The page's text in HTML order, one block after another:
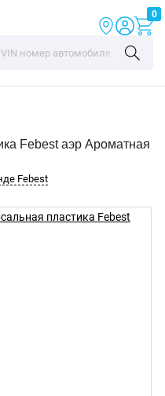
0
Febest аэр Ароматная
Febest